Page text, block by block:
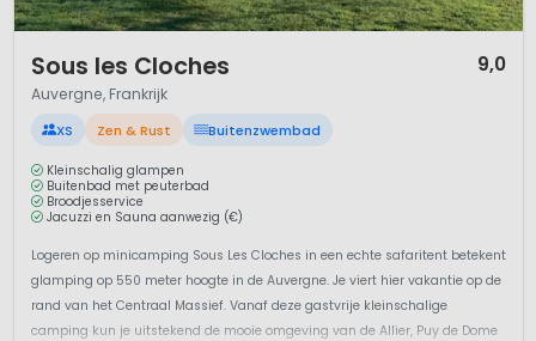
Sous les Cloches 9,0
Auvergne, Frankrijk
XS Zen & Rust Buitenzwembad
Kleinschalig glampen
Buitenbad met peuterbad
Broodjesservice
Jacuzzi en Sauna aanwezig (€)
Logeren op minicamping Sous Les Cloches in een echte safaritent betekent
glamping op 550 meter hoogte in de Auvergne. Je viert hier vakantie op de
rand van het Centraal Massief. Vanaf deze gastvrije kleinschalige
camping kun je uitstekend de mooie omgeving van de Allier, Puy de Dome